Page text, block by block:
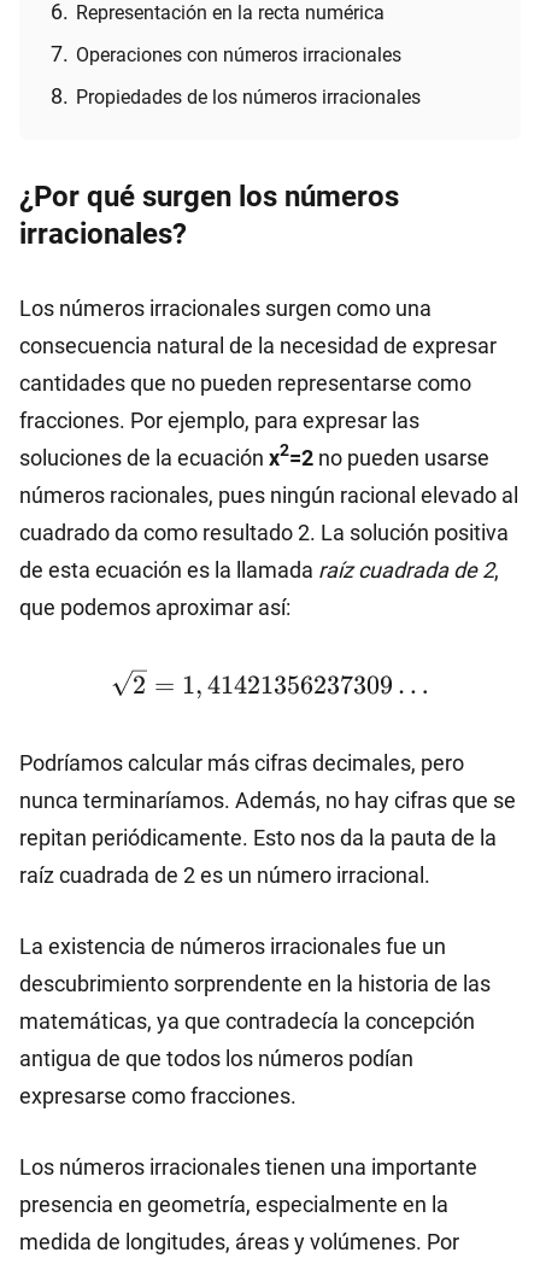
Representación en la recta numérica
Operaciones con números irracionales
Propiedades de los números irracionales
¿Por qué surgen los números
irracionales?
Los números irracionales surgen como una
consecuencia natural de la necesidad de expresar
cantidades que no pueden representarse como
fracciones. Por ejemplo, para expresar las
soluciones de la ecuación x2=2 no pueden usarse
números racionales, pues ningún racional elevado al
cuadrado da como resultado 2. La solución positiva
de esta ecuación es la llamada raíz cuadrada de 2,
que podemos aproximar así:
\sqrt{2}=1,41421356237309…
2 = 1,41421356237309 …
Podríamos calcular más cifras decimales, pero
nunca terminaríamos. Además, no hay cifras que se
repitan periódicamente. Esto nos da la pauta de la
raíz cuadrada de 2 es un número irracional.
La existencia de números irracionales fue un
descubrimiento sorprendente en la historia de las
matemáticas, ya que contradecía la concepción
antigua de que todos los números podían
expresarse como fracciones.
Los números irracionales tienen una importante
presencia en geometría, especialmente en la
medida de longitudes, áreas y volúmenes. Por